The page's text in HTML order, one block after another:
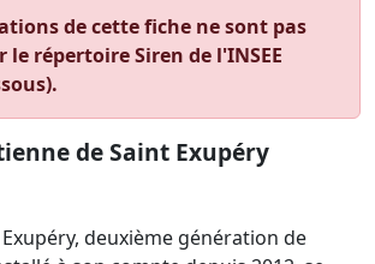
de cette fiche ne sont pas
répertoire Siren de l'INSEE
de Saint Exupéry
deuxième génération de